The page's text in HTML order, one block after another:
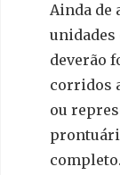
Ainda de
unidades
deverão
corridos
ou